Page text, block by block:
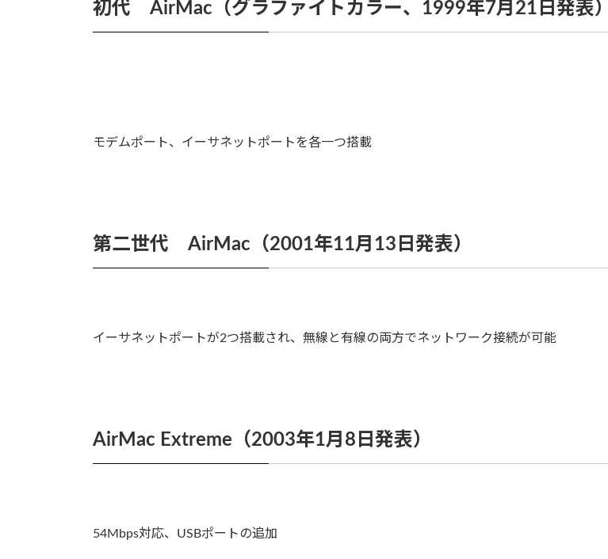
初代 AirMac（グラファイトカラー、1999年7月21日発表）
モデムポート、イーサネットポートを各一つ搭載
第二世代 AirMac（2001年11月13日発表）
イーサネットポートが2つ搭載され、無線と有線の両方でネットワーク接続が可能
AirMac Extreme（2003年1月8日発表）
54Mbps対応、USBポートの追加